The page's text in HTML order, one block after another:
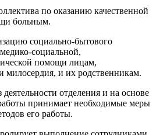
по оказанию качественной
больным.
социально-бытового
социальной,
помощи лицам,
милосердия, и их родственникам.
отделения и на основе
принимает необходимые меры
его работы.